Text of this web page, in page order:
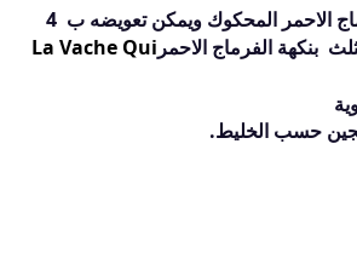
- 185 غرام من الفرماج الاحمر المحكوك ويمكن تعويضه ب 4
بنكهة الفرماج الاحمر La Vache Qui
حسب الخليط.